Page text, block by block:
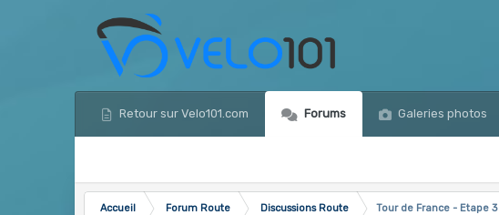
Retour sur Velo101.com Forums Galeries photos
Accueil Forum Route Discussions Route Tour de France - Etape 3